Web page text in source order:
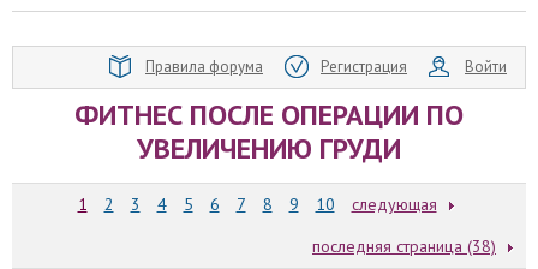
Правила форума Регистрация Войти
ФИТНЕС ПОСЛЕ ОПЕРАЦИИ ПО
УВЕЛИЧЕНИЮ ГРУДИ
1 2 3 4 5 6 7 8 9 10
следующая
последняя страница (38)